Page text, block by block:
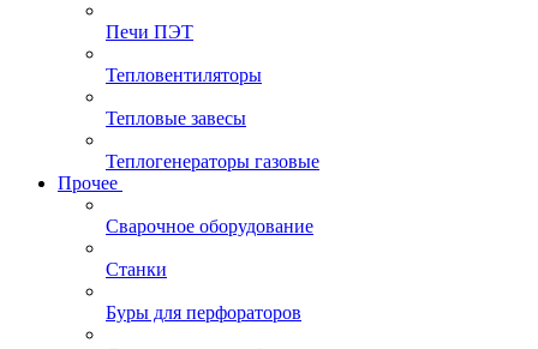
Печи ПЭТ
Тепловентиляторы
Тепловые завесы
Теплогенераторы газовые
Прочее
Сварочное оборудование
Станки
Буры для перфораторов